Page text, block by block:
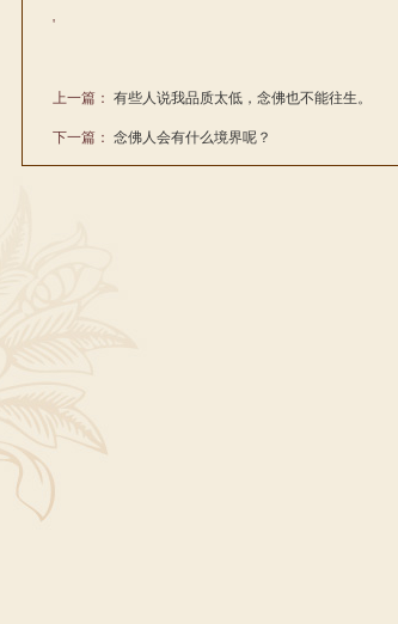
'
上一篇： 有些人说我品质太低，念佛也不能往生。
下一篇： 念佛人会有什么境界呢？